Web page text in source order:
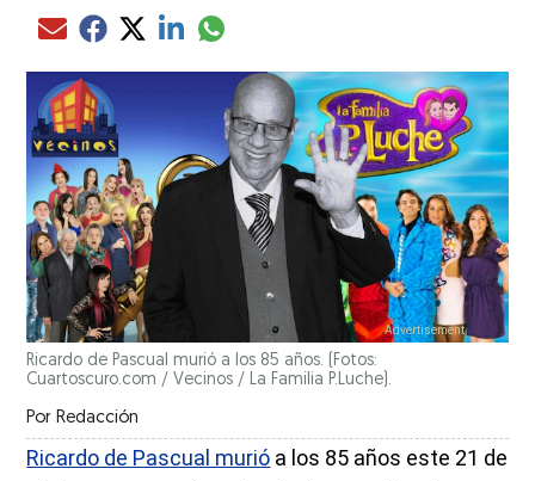
Compartir el artículo actual mediante Email
Compartir el artículo actual mediante Facebook
Compartir el artículo actual mediante Twitter
Compartir el artículo actual mediante LinkedIn
Compartir el artículo actual mediante
Ricardo de Pascual murió a los 85 años. (Fotos:
Cuartoscuro.com / Vecinos / La Familia P.Luche).
Por Redacción
Ricardo de Pascual murió a los 85 años este 21 de